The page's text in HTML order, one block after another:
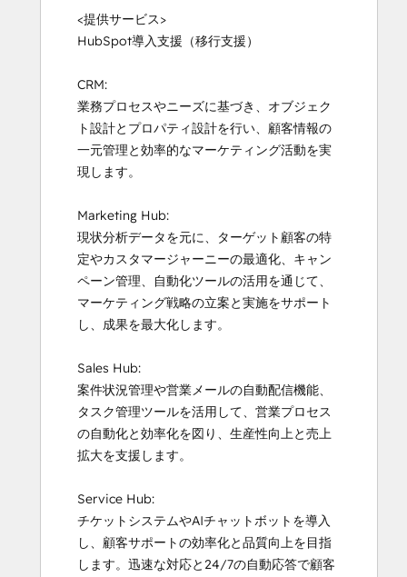
<提供サービス>
HubSpot導入支援（移行支援）
CRM:
業務プロセスやニーズに基づき、オブジェク
ト設計とプロパティ設計を行い、顧客情報の
一元管理と効率的なマーケティング活動を実
現します。
Marketing Hub:
現状分析データを元に、ターゲット顧客の特
定やカスタマージャーニーの最適化、キャン
ペーン管理、自動化ツールの活用を通じて、
マーケティング戦略の立案と実施をサポート
し、成果を最大化します。
Sales Hub:
案件状況管理や営業メールの自動配信機能、
タスク管理ツールを活用して、営業プロセス
の自動化と効率化を図り、生産性向上と売上
拡大を支援します。
Service Hub:
チケットシステムやAIチャットボットを導入
し、顧客サポートの効率化と品質向上を目指
します。迅速な対応と24/7の自動応答で顧客